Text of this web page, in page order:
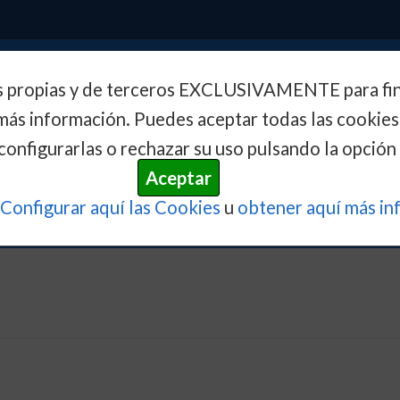
y de terceros EXCLUSIVAMENTE para
información. Puedes aceptar todas las
o rechazar su uso pulsando la opción
Aceptar
Configurar aquí las Cookies u obtener aquí más
Inicio Actualidad Conoce
Civil